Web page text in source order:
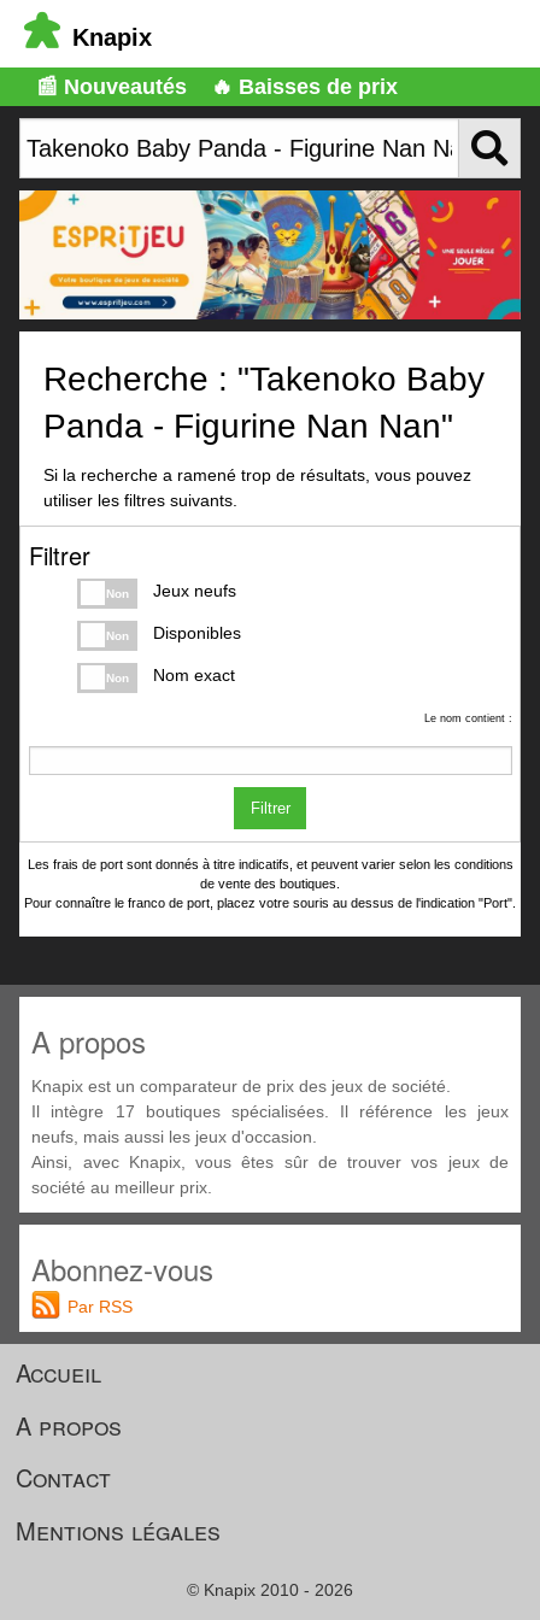
Knapix
📰 Nouveautés 🔥 Baisses de prix
Recherche : "Takenoko Baby
Panda - Figurine Nan Nan"
Si la recherche a ramené trop de résultats, vous pouvez
utiliser les filtres suivants.
Filtrer
Non Jeux neufs
Non Disponibles
Non Nom exact
Le nom contient :
Filtrer
Les frais de port sont donnés à titre indicatifs, et peuvent varier selon les conditions
de vente des boutiques.
Pour connaître le franco de port, placez votre souris au dessus de l'indication "Port".
A propos
Knapix est un comparateur de prix des jeux de société.
Il intègre 17 boutiques spécialisées. Il référence les jeux
neufs, mais aussi les jeux d'occasion.
Ainsi, avec Knapix, vous êtes sûr de trouver vos jeux de
société au meilleur prix.
Abonnez-vous
Par RSS
Accueil
A propos
Contact
Mentions légales
© Knapix 2010 - 2026